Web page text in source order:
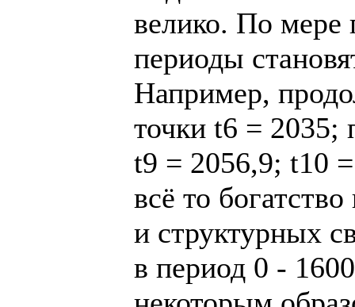
велико. По мере
периоды
Например,
точки t6 = 2035;
t9 = 2056,9; t10
всё то
и структурных
в период 0 -